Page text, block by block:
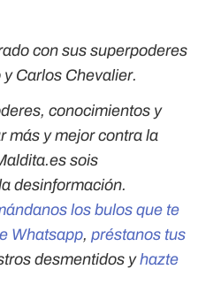
con sus superpoderes
Carlos Chevalier.
conocimientos y
más y mejor contra la
sois
desinformación.
los bulos que te
Whatsapp, préstanos tus
desmentidos yhazte